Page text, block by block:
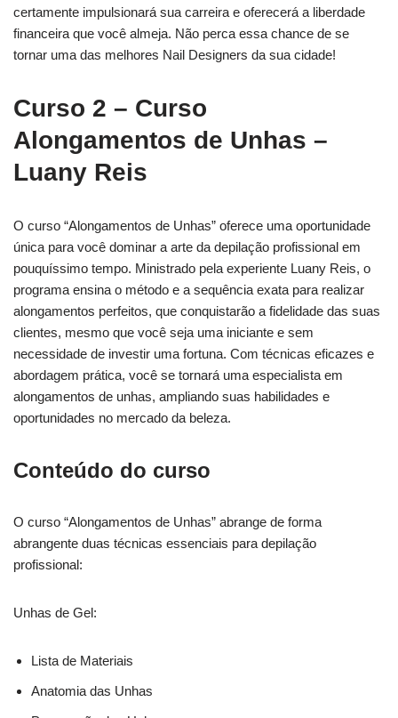
certamente impulsionará sua carreira e oferecerá a liberdade
financeira que você almeja. Não perca essa chance de se
tornar uma das melhores Nail Designers da sua cidade!
Curso 2 – Curso
Alongamentos de Unhas –
Luany Reis
O curso “Alongamentos de Unhas” oferece uma oportunidade
única para você dominar a arte da depilação profissional em
pouquíssimo tempo. Ministrado pela experiente Luany Reis, o
programa ensina o método e a sequência exata para realizar
alongamentos perfeitos, que conquistarão a fidelidade das suas
clientes, mesmo que você seja uma iniciante e sem
necessidade de investir uma fortuna. Com técnicas eficazes e
abordagem prática, você se tornará uma especialista em
alongamentos de unhas, ampliando suas habilidades e
oportunidades no mercado da beleza.
Conteúdo do curso
O curso “Alongamentos de Unhas” abrange de forma
abrangente duas técnicas essenciais para depilação
profissional:
Unhas de Gel:
Lista de Materiais
Anatomia das Unhas